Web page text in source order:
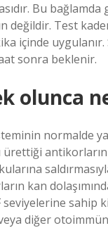
Bu bağlamda
değildir. Test
içinde
sonra beklenir.
olunca
normalde
ürettiği antikorların
kan
seviyelerine sahip
diğer